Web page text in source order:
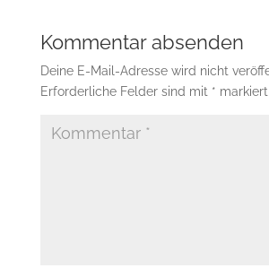
Kommentar absenden
Deine E-Mail-Adresse wird nicht
Erforderliche Felder sind mit * markiert